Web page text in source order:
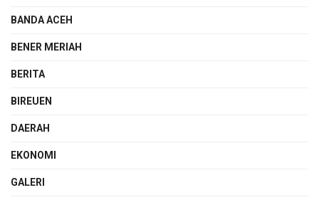
BANDA ACEH
BENER MERIAH
BERITA
BIREUEN
DAERAH
EKONOMI
GALERI